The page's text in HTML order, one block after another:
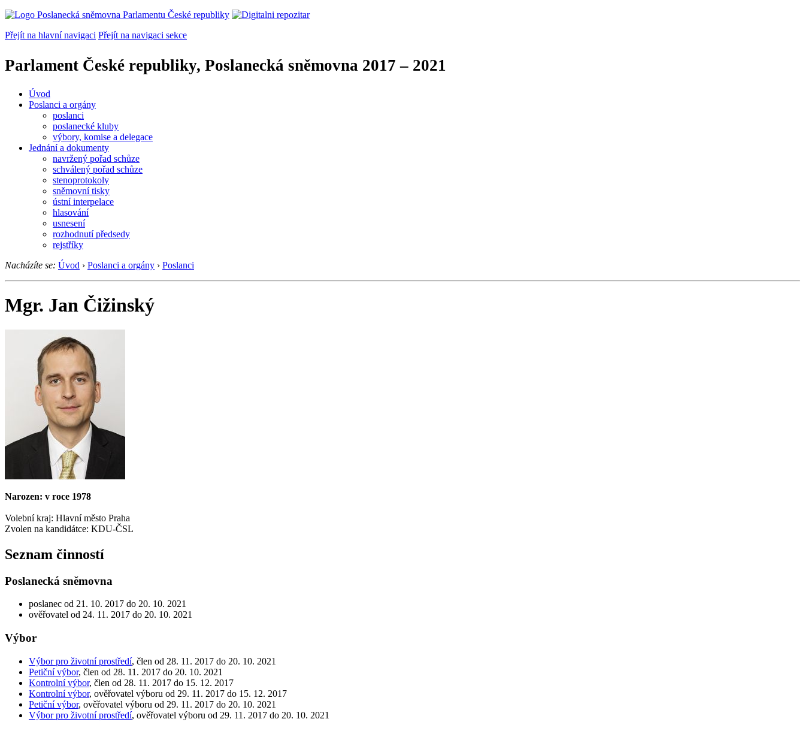
Přejít na hlavní navigaci Přejít na navigaci sekce
Parlament České republiky, Poslanecká sněmovna 2017 – 2021
Úvod
Poslanci a orgány
poslanci
poslanecké kluby
výbory, komise a delegace
Jednání a dokumenty
navržený pořad schůze
schválený pořad schůze
stenoprotokoly
sněmovní tisky
ústní interpelace
hlasování
usnesení
rozhodnutí předsedy
rejstříky
Nacházíte se: Úvod › Poslanci a orgány › Poslanci
Mgr. Jan Čižinský
Narozen: v roce 1978
Volební kraj: Hlavní město Praha
Zvolen na kandidátce: KDU-ČSL
Seznam činností
Poslanecká sněmovna
poslanec od 21. 10. 2017 do 20. 10. 2021
ověřovatel od 24. 11. 2017 do 20. 10. 2021
Výbor
Výbor pro životní prostředí, člen od 28. 11. 2017 do 20. 10. 2021
Petiční výbor, člen od 28. 11. 2017 do 20. 10. 2021
Kontrolní výbor, člen od 28. 11. 2017 do 15. 12. 2017
Kontrolní výbor, ověřovatel výboru od 29. 11. 2017 do 15. 12. 2017
Petiční výbor, ověřovatel výboru od 29. 11. 2017 do 20. 10. 2021
Výbor pro životní prostředí, ověřovatel výboru od 29. 11. 2017 do 20. 10. 2021